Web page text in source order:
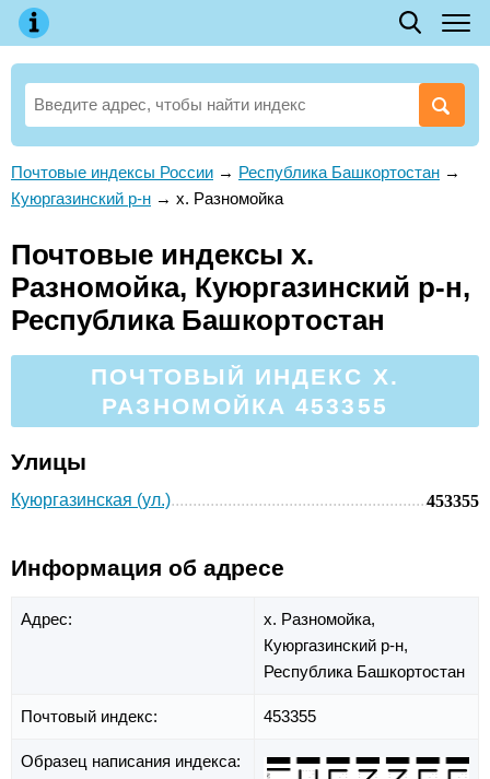
Почтовые индексы России → Республика Башкортостан →
Куюргазинский р-н → х. Разномойка
Почтовые индексы х.
Разномойка, Куюргазинский р-н,
Республика Башкортостан
ПОЧТОВЫЙ ИНДЕКС Х.
РАЗНОМОЙКА 453355
Улицы
Куюргазинская (ул.) 453355
Информация об адресе
Адрес:
х. Разномойка,
Куюргазинский р-н,
Республика Башкортостан
Почтовый индекс: 453355
Образец написания индекса: